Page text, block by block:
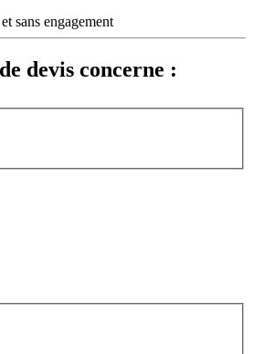
sans engagement
devis concerne :